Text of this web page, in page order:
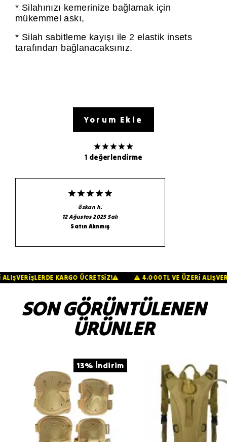
* Silahınızı kemerinize bağlamak için
mükemmel askı,
* Silah sabitleme kayışı ile 2 elastik insets
tarafından bağlanacaksınız.
Yorum Ekle
1 değerlendirme
özkan h.
12 Ağustos 2025 Salı
Satın Alınmış
ALIŞVERİŞLERDE KARGO ÜCRETSİZ!⚠️ ⚠️ 4.000TL VE ÜZERİ
SON GÖRÜNTÜLENEN
ÜRÜNLER
13% İndirim